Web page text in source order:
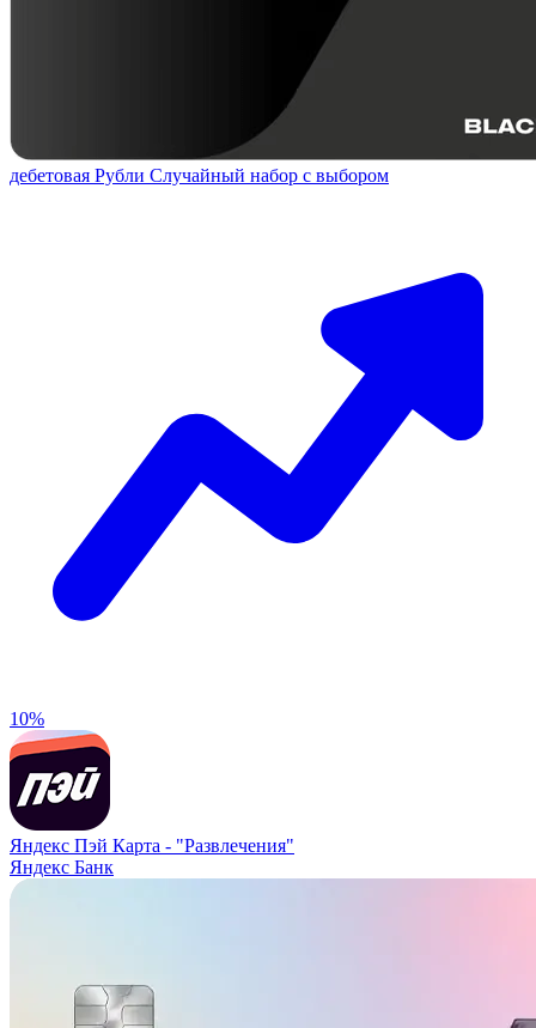
дебетовая Рубли Случайный набор с выбором
10%
Яндекс Пэй Карта - "Развлечения"
Яндекс Банк